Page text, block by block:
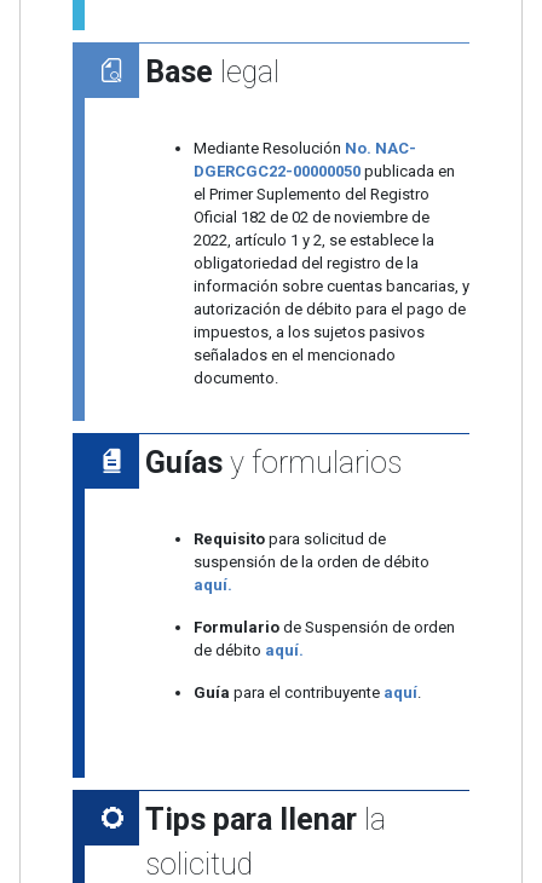
Base legal
Mediante Resolución No. NAC-
DGERCGC22-00000050publicada en
el Primer Suplemento del Registro
Oficial 182 de 02 de noviembre de
2022, artículo 1 y 2, se establece la
obligatoriedad del registro de la
información sobre cuentas bancarias, y
autorización de débito para el pago de
impuestos, a los sujetos pasivos
señalados en el mencionado
documento.
Guíasy formularios
Requisitopara solicitud de
suspensión de la orden de débito
aquí.
Formulariode Suspensión de orden
de débito aquí.
Guía para el contribuyente aquí.
Tips para llenarla
solicitud